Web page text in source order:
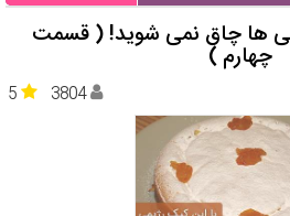
ها چاق نمی شوید! ( قسمت
چهارم )
5 3804